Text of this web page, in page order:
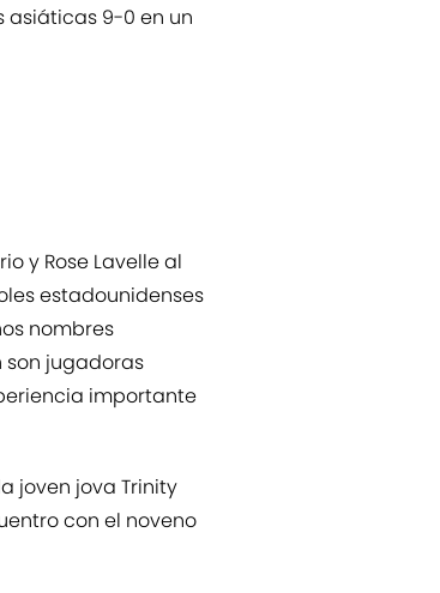
asiáticas 9-0 en un
y Rose Lavelle al
estadounidenses
nombres
son jugadoras
importante
joven jova Trinity
con el noveno